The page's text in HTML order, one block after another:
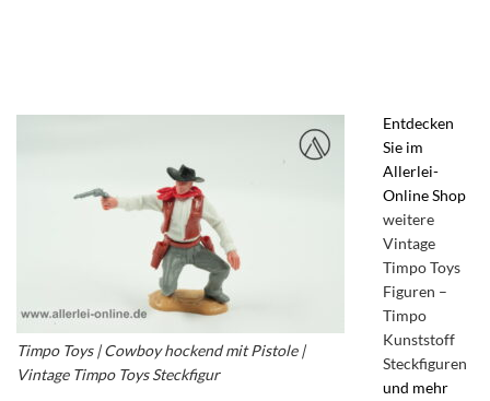
Timpo Toys | Cowboy hockend mit Pistole |
Vintage Timpo Toys Steckfigur
Entdecken
Sie im
Allerlei-
Online Shop
weitere
Vintage
Timpo Toys
Figuren –
Timpo
Kunststoff
Steckfiguren
und mehr